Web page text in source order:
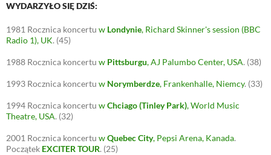
WYDARZYŁO SIĘ DZIŚ:
1981 Rocznica koncertu w Londynie, Richard Skinner's session (BBC
Radio 1), UK. (45)
1988 Rocznica koncertu w Pittsburgu, AJ Palumbo Center, USA. (38)
1993 Rocznica koncertu w Norymberdze, Frankenhalle, Niemcy. (33)
1994 Rocznica koncertu wChciago (Tinley Park), World Music
Theatre, USA. (32)
2001 Rocznica koncertu wQuebec City, Pepsi Arena, Kanada.
Początek EXCITER TOUR. (25)